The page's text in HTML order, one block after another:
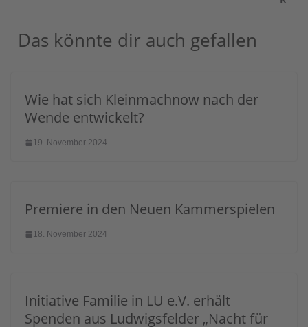
Das könnte dir auch gefallen
Wie hat sich Kleinmachnow nach der
Wende entwickelt?
19. November 2024
Premiere in den Neuen Kammerspielen
18. November 2024
Initiative Familie in LU e.V. erhält
Spenden aus Ludwigsfelder „Nacht für